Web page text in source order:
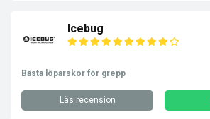
Icebug
Bästa löparskor för grepp
Läs recension